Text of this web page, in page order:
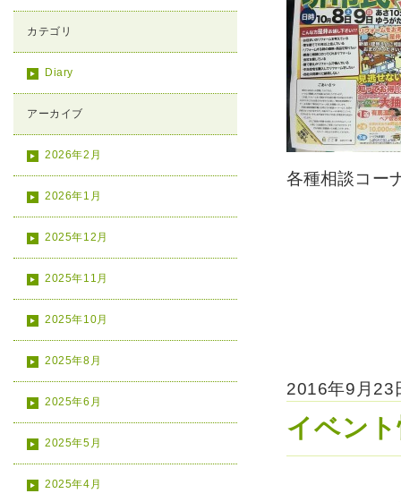
カテゴリ
Diary
アーカイブ
2026年2月
2026年1月
2025年12月
2025年11月
2025年10月
2025年8月
2025年6月
2025年5月
2025年4月
各種相談コー
2016年9月
イベン